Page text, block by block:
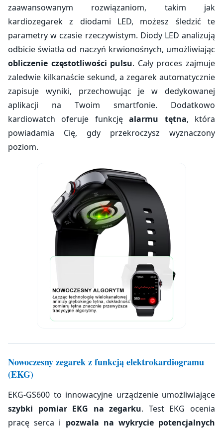
zaawansowanym rozwiązaniom, takim jak
kardiozegarek z diodami LED, możesz śledzić te
parametry w czasie rzeczywistym. Diody LED analizują
odbicie światła od naczyń krwionośnych, umożliwiając
obliczenie częstotliwości pulsu. Cały proces zajmuje
zaledwie kilkanaście sekund, a zegarek automatycznie
zapisuje wyniki, przechowując je w dedykowanej
aplikacji na Twoim smartfonie. Dodatkowo
kardiowatch oferuje funkcjęalarmu tętna, która
powiadamia Cię, gdy przekroczysz wyznaczony
poziom.
Nowoczesny zegarek z funkcją elektrokardiogramu
(EKG)
EKG-GS600 to innowacyjne urządzenie umożliwiające
szybki pomiar EKG na zegarku. Test EKG ocenia
pracę serca i pozwala na wykrycie potencjalnych